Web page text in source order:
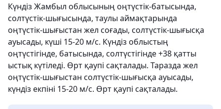
Күндіз Жамбыл облысының оңтүстік-батысында,
солтүстік-шығысында, таулы аймақтарында
оңтүстік-шығыстан жел соғады, солтүстік-шығысқа
ауысады, күші 15-20 м/с. Күндіз облыстың
оңтүстігінде, батысында, солтүстігінде +38 қатты
ыстық күтіледі. Өрт қаупі сақталады. Таразда жел
оңтүстік-шығыстан солтүстік-шығысқа ауысады,
күндіз екпіні 15-20 м/с. Өрт қаупі сақталады.